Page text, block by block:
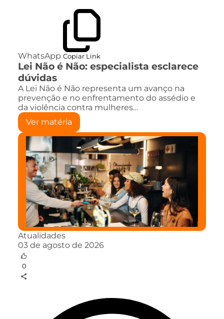
WhatsApp Copiar Link
Lei Não é Não: especialista esclarece
dúvidas
A Lei Não é Não representa um avanço na
prevenção e no enfrentamento do assédio e
da violência contra mulheres…
Ver matéria
Atualidades
03 de agosto de 2026
0